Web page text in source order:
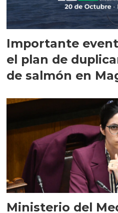
Importante
el plan de
de salmón en
Ministerio del